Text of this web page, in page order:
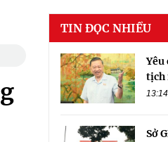
TIN ĐỌC NHIỀU
Yêu
tịch
Sở